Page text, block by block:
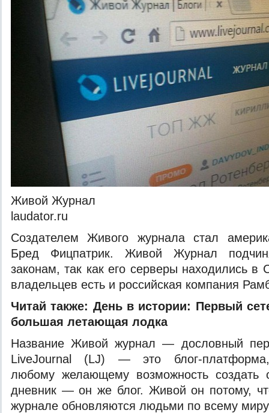
Живой Журнал
laudator.ru
Создателем Живого журнала стал
Бред Фицпатрик. Живой Журнал
законам, так как его серверы находились
владельцев есть и российская компания
Читай также: День в истории: Первый
большая летающая лодка
Название Живой журнал — дословный
LiveJournal (LJ) — это блог-
любому желающему возможность создать
дневник — он же блог. Живой он потому,
журнале обновляются людьми по всему